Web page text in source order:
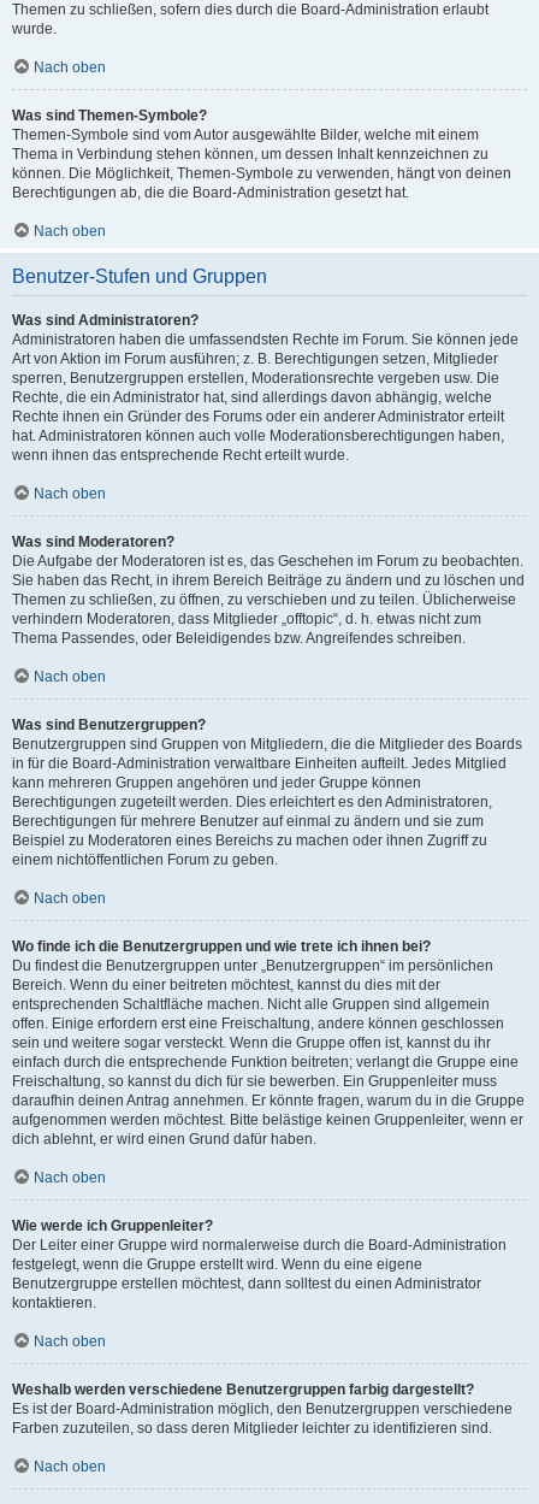
Themen zu schließen, sofern dies durch die Board-Administration erlaubt
wurde.
Nach oben
Was sind Themen-Symbole?
Themen-Symbole sind vom Autor ausgewählte Bilder, welche mit einem
Thema in Verbindung stehen können, um dessen Inhalt kennzeichnen zu
können. Die Möglichkeit, Themen-Symbole zu verwenden, hängt von deinen
Berechtigungen ab, die die Board-Administration gesetzt hat.
Nach oben
Benutzer-Stufen und Gruppen
Was sind Administratoren?
Administratoren haben die umfassendsten Rechte im Forum. Sie können jede
Art von Aktion im Forum ausführen; z. B. Berechtigungen setzen, Mitglieder
sperren, Benutzergruppen erstellen, Moderationsrechte vergeben usw. Die
Rechte, die ein Administrator hat, sind allerdings davon abhängig, welche
Rechte ihnen ein Gründer des Forums oder ein anderer Administrator erteilt
hat. Administratoren können auch volle Moderationsberechtigungen haben,
wenn ihnen das entsprechende Recht erteilt wurde.
Nach oben
Was sind Moderatoren?
Die Aufgabe der Moderatoren ist es, das Geschehen im Forum zu beobachten.
Sie haben das Recht, in ihrem Bereich Beiträge zu ändern und zu löschen und
Themen zu schließen, zu öffnen, zu verschieben und zu teilen. Üblicherweise
verhindern Moderatoren, dass Mitglieder „offtopic“, d. h. etwas nicht zum
Thema Passendes, oder Beleidigendes bzw. Angreifendes schreiben.
Nach oben
Was sind Benutzergruppen?
Benutzergruppen sind Gruppen von Mitgliedern, die die Mitglieder des Boards
in für die Board-Administration verwaltbare Einheiten aufteilt. Jedes Mitglied
kann mehreren Gruppen angehören und jeder Gruppe können
Berechtigungen zugeteilt werden. Dies erleichtert es den Administratoren,
Berechtigungen für mehrere Benutzer auf einmal zu ändern und sie zum
Beispiel zu Moderatoren eines Bereichs zu machen oder ihnen Zugriff zu
einem nichtöffentlichen Forum zu geben.
Nach oben
Wo finde ich die Benutzergruppen und wie trete ich ihnen bei?
Du findest die Benutzergruppen unter „Benutzergruppen“ im persönlichen
Bereich. Wenn du einer beitreten möchtest, kannst du dies mit der
entsprechenden Schaltfläche machen. Nicht alle Gruppen sind allgemein
offen. Einige erfordern erst eine Freischaltung, andere können geschlossen
sein und weitere sogar versteckt. Wenn die Gruppe offen ist, kannst du ihr
einfach durch die entsprechende Funktion beitreten; verlangt die Gruppe eine
Freischaltung, so kannst du dich für sie bewerben. Ein Gruppenleiter muss
daraufhin deinen Antrag annehmen. Er könnte fragen, warum du in die Gruppe
aufgenommen werden möchtest. Bitte belästige keinen Gruppenleiter, wenn er
dich ablehnt, er wird einen Grund dafür haben.
Nach oben
Wie werde ich Gruppenleiter?
Der Leiter einer Gruppe wird normalerweise durch die Board-Administration
festgelegt, wenn die Gruppe erstellt wird. Wenn du eine eigene
Benutzergruppe erstellen möchtest, dann solltest du einen Administrator
kontaktieren.
Nach oben
Weshalb werden verschiedene Benutzergruppen farbig dargestellt?
Es ist der Board-Administration möglich, den Benutzergruppen verschiedene
Farben zuzuteilen, so dass deren Mitglieder leichter zu identifizieren sind.
Nach oben